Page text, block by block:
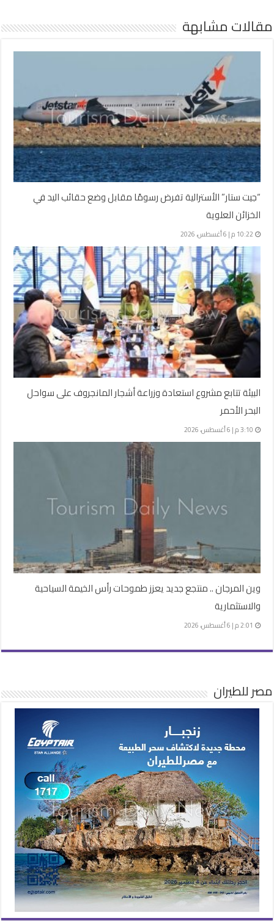
مقالات مشابهة
“جيت ستار” الأسترالية تفرض رسومًا مقابل وضع حقائب اليد في
الخزائن العلوية
10:22 م | 6 أغسطس، 2026
البيئة تتابع مشروع استعادة وزراعة أشجار المانجروف على سواحل
البحر الأحمر
3:10 م | 6 أغسطس، 2026
وين المرجان .. منتجع جديد يعزز طموحات رأس الخيمة السياحية
والاستثمارية
2:01 م | 6 أغسطس، 2026
مصر للطيران